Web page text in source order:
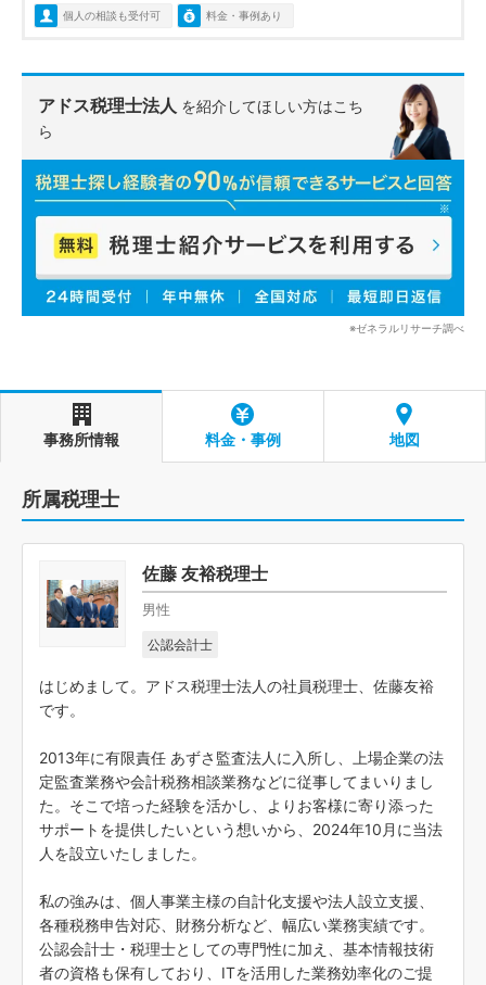
個人の相談も受付可 料金・事例あり
アドス税理士法人 を紹介してほしい方はこち
ら
※ゼネラルリサーチ調べ
事務所情報 料金・事例 地図
所属税理士
佐藤 友裕税理士
男性
公認会計士
はじめまして。アドス税理士法人の社員税理士、佐藤友裕
です。
2013年に有限責任 あずさ監査法人に入所し、上場企業の法
定監査業務や会計税務相談業務などに従事してまいりまし
た。そこで培った経験を活かし、よりお客様に寄り添った
サポートを提供したいという想いから、2024年10月に当法
人を設立いたしました。
私の強みは、個人事業主様の自計化支援や法人設立支援、
各種税務申告対応、財務分析など、幅広い業務実績です。
公認会計士・税理士としての専門性に加え、基本情報技術
者の資格も保有しており、ITを活用した業務効率化のご提